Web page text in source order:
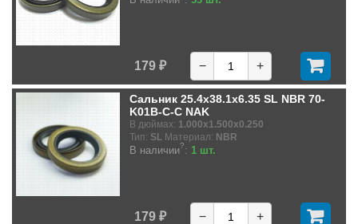
179 ₽ − +
Сальник 25.4x38.1x6.35 SL NBR 70-
K01B-C-C NAK
В дюймах: 1.000x1.500x0.250
Тип: SL Материал: NBR
В наличии?: 1 шт.
179 ₽ − +